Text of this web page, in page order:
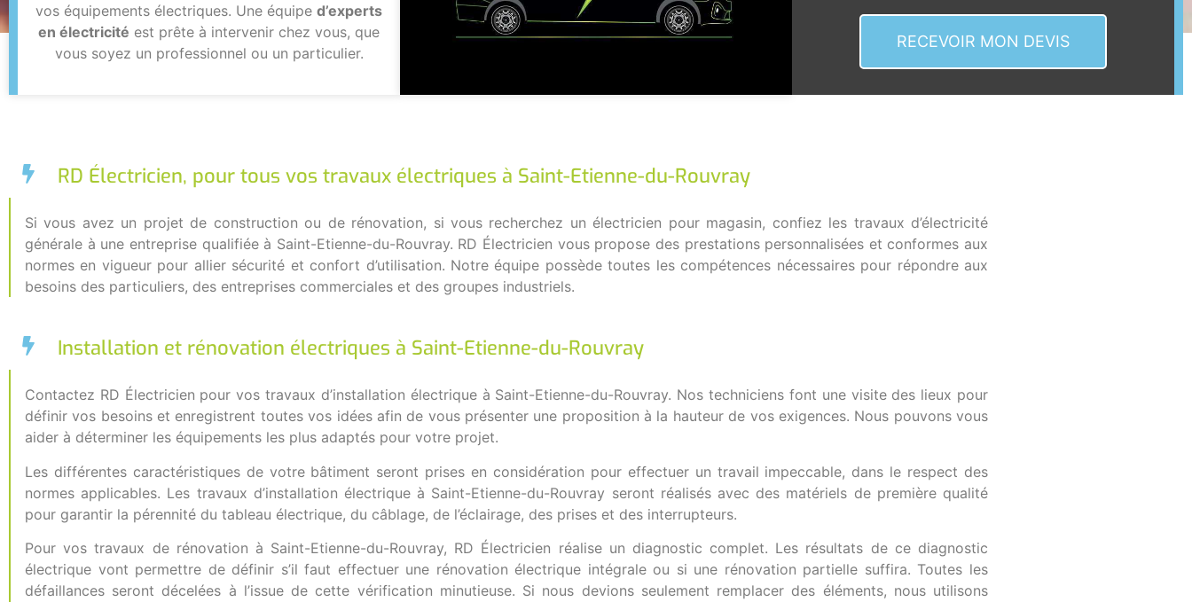
vos équipements électriques. Une équiped’experts
en électricité est prête à intervenir chez vous, que
vous soyez un professionnel ou un particulier.
RECEVOIR MON DEVIS
RD Électricien, pour tous vos travaux électriques à Saint-Etienne-du-Rouvray
Si vous avez un projet de construction ou de rénovation, si vous recherchez un électricien pour magasin, confiez les travaux d’électricité
générale à une entreprise qualifiée à Saint-Etienne-du-Rouvray. RD Électricien vous propose des prestations personnalisées et conformes aux
normes en vigueur pour allier sécurité et confort d’utilisation. Notre équipe possède toutes les compétences nécessaires pour répondre aux
besoins des particuliers, des entreprises commerciales et des groupes industriels.
Installation et rénovation électriques à Saint-Etienne-du-Rouvray
Contactez RD Électricien pour vos travaux d’installation électrique à Saint-Etienne-du-Rouvray. Nos techniciens font une visite des lieux pour
définir vos besoins et enregistrent toutes vos idées afin de vous présenter une proposition à la hauteur de vos exigences. Nous pouvons vous
aider à déterminer les équipements les plus adaptés pour votre projet.
Les différentes caractéristiques de votre bâtiment seront prises en considération pour effectuer un travail impeccable, dans le respect des
normes applicables. Les travaux d’installation électrique à Saint-Etienne-du-Rouvray seront réalisés avec des matériels de première qualité
pour garantir la pérennité du tableau électrique, du câblage, de l’éclairage, des prises et des interrupteurs.
Pour vos travaux de rénovation à Saint-Etienne-du-Rouvray, RD Électricien réalise un diagnostic complet. Les résultats de ce diagnostic
électrique vont permettre de définir s’il faut effectuer une rénovation électrique intégrale ou si une rénovation partielle suffira. Toutes les
défaillances seront décelées à l’issue de cette vérification minutieuse. Si nous devions seulement remplacer des éléments, nous utilisons